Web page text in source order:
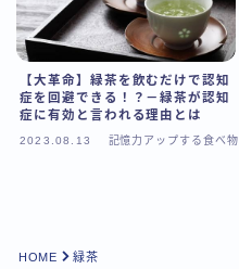
【大革命】緑茶を飲むだけで認知
症を回避できる！？－緑茶が認知
症に有効と言われる理由とは
2023.08.13 記憶力アップする食べ物
HOME 緑茶